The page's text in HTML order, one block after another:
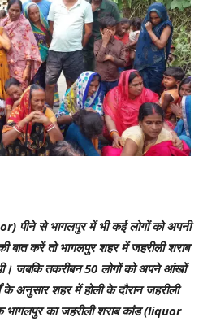
पीने से भागलपुर में भी कई लोगों को अपनी
बात करें तो भागलपुर शहर में जहरीली शराब
जबकि तकरीबन 50 लोगों को अपने आंखों
के अनुसार शहर में होली के दौरान जहरीली
भागलपुर का जहरीली शराब कांड (liquor